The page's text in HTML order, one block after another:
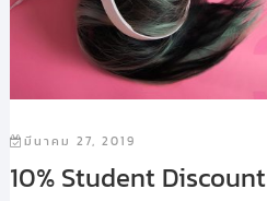
มีนาคม 27, 2019
10% Student Discount